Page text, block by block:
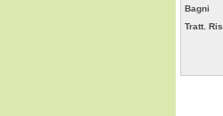
Bagni
Tratt. Ris.